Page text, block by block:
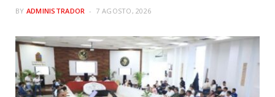
BY ADMINISTRADOR 7 AGOSTO, 2026